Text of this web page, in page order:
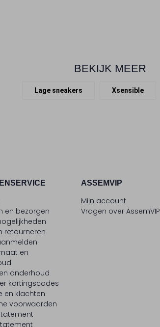
BEKIJK MEER
Lage sneakers Xsensible
en bezorgen
retourneren
en
onderhoud
kortingscodes
en klachten
voorwaarden
ASSEMVIP
Mijn account
Vragen over AssemVIP